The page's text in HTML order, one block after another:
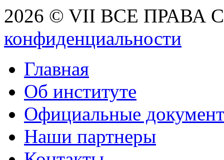
2026 © VII ВСЕ ПРАВА
конфиденциальности
Главная
Об институте
Официальные
Наши партнеры